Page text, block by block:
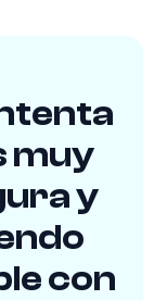
muy
y
con